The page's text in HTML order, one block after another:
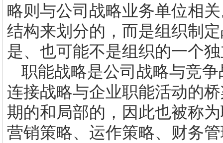
略则与公司战略业务单位相
结构来划分的，而是组织制
是、也可能不是组织的一个
职能战略是公司战略与竞
连接战略与企业职能活动的
期的和局部的，因此也被称
营销策略、运作策略、财务